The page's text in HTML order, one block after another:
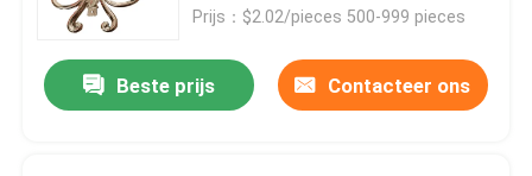
Prijs：$2.02/pieces 500-999 pieces
Beste prijs Contacteer ons